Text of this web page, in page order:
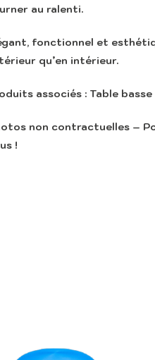
au ralenti.
fonctionnel et
qu’en intérieur.
associés : Table basse
non contractuelles –
!